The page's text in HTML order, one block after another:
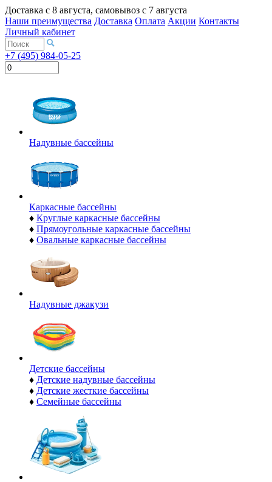
Доставка с 8 августа, самовывоз с 7 августа
Наши преимущества Доставка Оплата Акции Контакты
Личный кабинет
+7 (495) 984-05-25
Надувные бассейны
Каркасные бассейны
♦ Круглые каркасные бассейны
♦ Прямоугольные каркасные бассейны
♦ Овальные каркасные бассейны
Надувные джакузи
Детские бассейны
♦ Детские надувные бассейны
♦ Детские жесткие бассейны
♦ Семейные бассейны